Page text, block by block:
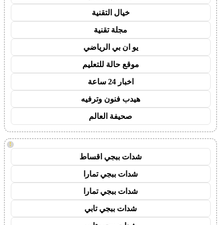
خيال التقنية
مجلة تقنية
يو ان بي الرياضي
موقع حالة للتعليم
اخبار 24 ساعة
هيدب فنون وترفيه
صحيفة العالم
!
شدات ببجي اقساط
شدات ببجي تمارا
شدات ببجي تمارا
شدات ببجي تابي